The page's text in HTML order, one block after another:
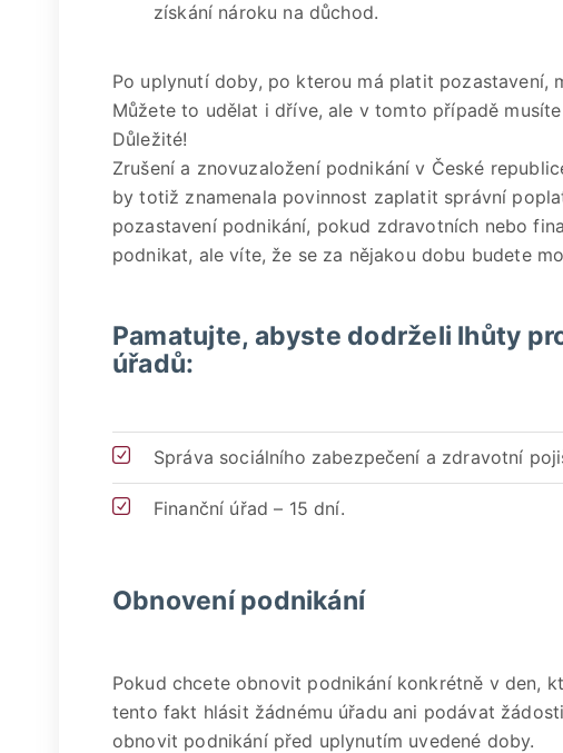
získání nároku na důchod.
Po uplynutí doby, po kterou má platit pozastavení,
Můžete to udělat i dříve, ale v tomto případě
Důležité!
Zrušení a znovuzaložení podnikání v České
by totiž znamenala povinnost zaplatit správní
pozastavení podnikání, pokud zdravotních nebo
podnikat, ale víte, že se za nějakou dobu budete
Pamatujte, abyste dodrželi lhůty
úřadů:
Správa sociálního zabezpečení a zdravotní
Finanční úřad – 15 dní.
Obnovení podnikání
Pokud chcete obnovit podnikání konkrétně v den,
tento fakt hlásit žádnému úřadu ani podávat
obnovit podnikání před uplynutím uvedené doby.